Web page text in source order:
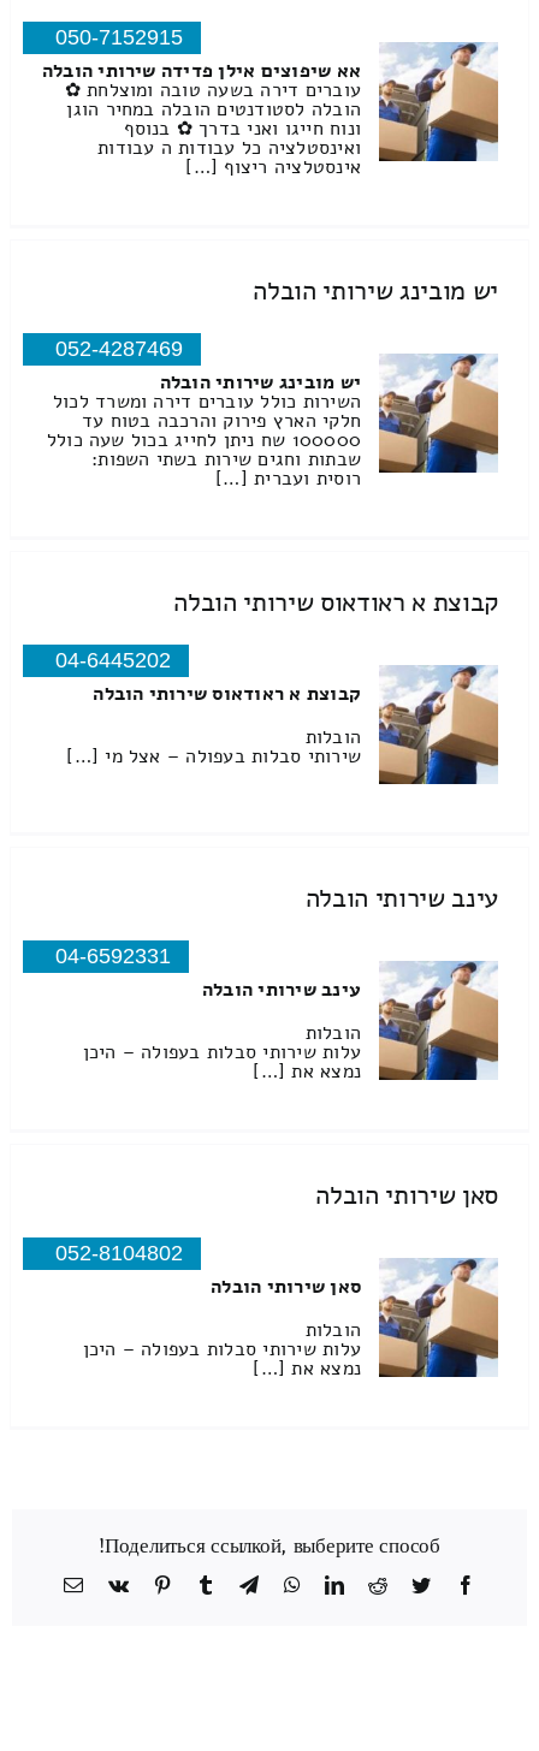
050-7152915
אא שיפוצים אילן פדידה שירותי הובלה
עוברים דירה בשעה טובה ומוצלחת ✿
הובלה לסטודנטים הובלה במחיר הוגן
ונוח חייגו ואני בדרך ✿ בנוסף
ואינסטלציה כל עבודות ה עבודות
אינסטלציה ריצוף […]
יש מובינג שירותי הובלה
052-4287469
יש מובינג שירותי הובלה
השירות כולל עוברים דירה ומשרד לכול
חלקי הארץ פירוק והרכבה בטוח עד
100000 שח ניתן לחייג בכול שעה כולל
שבתות וחגים שירות בשתי השפות:
רוסית ועברית […]
קבוצת א ראודאוס שירותי הובלה
04-6445202
קבוצת א ראודאוס שירותי הובלה
הובלות
שירותי סבלות בעפולה – אצל מי […]
עינב שירותי הובלה
04-6592331
עינב שירותי הובלה
הובלות
עלות שירותי סבלות בעפולה – היכן
נמצא את […]
סאן שירותי הובלה
052-8104802
סאן שירותי הובלה
הובלות
עלות שירותי סבלות בעפולה – היכן
נמצא את […]
Поделиться ссылкой, выберите способ!
Facebook
Twitter
Reddit
LinkedIn
WhatsApp
Telegram
Tumblr
Pinterest
Vk
כתובת